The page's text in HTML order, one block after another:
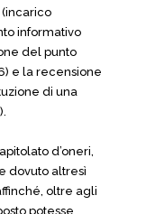
informativo
del punto
e la recensione
di una
d’oneri,
dovuto altresì
oltre agli
potesse